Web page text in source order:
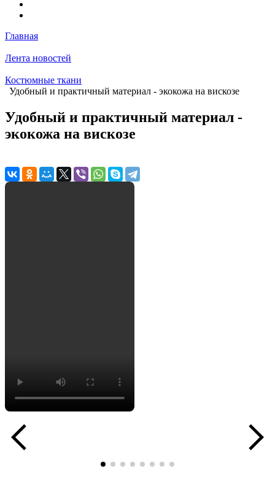
Главная
Лента новостей
Костюмные ткани
Удобный и практичный материал - экокожа на вискозе
Удобный и практичный материал -
экокожа на вискозе